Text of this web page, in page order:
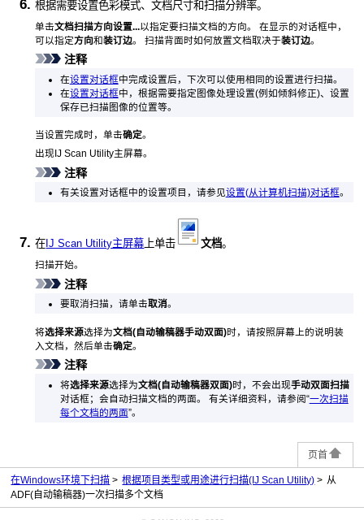
根据需要设置色彩模式、文档尺寸和扫描分辨率。
单击文档扫描方向设置... 以指定要扫描文档的方向。
在显示的对话框中，
可以指定方向和装订边。 扫描背面时如何放置文档取决于装订边。
注释
在设置对话框中完成设置后，下次可以使用相同的设置进行扫描。
在设置对话框中，根据需要指定图像处理设置(例如倾斜修正)、设置
保存已扫描图像的位置等。
当设置完成时，单击确定。
出现 IJ Scan Utility主屏幕。
注释
有关设置对话框中的设置项目，请参见设置(从计算机扫描)对话框。
在 IJ Scan Utility主屏幕 上单击 文档。
扫描开始。
注释
要取消扫描，请单击取消。
将选择来源选择为文档(自动输稿器手动双面)时，请按照屏幕上的说明装
入文档，然后单击确定。
注释
将选择来源选择为文档(自动输稿器双面)时，不会出现手动双面扫描
对话框；会自动扫描文档的两面。
有关详细资料，请参阅“一次扫描
每个文档的两面”。
页首
在Windows环境下扫描 根据项目类型或用途进行扫描(IJ Scan Utility)
从
ADF(自动输稿器)一次扫描多个文档